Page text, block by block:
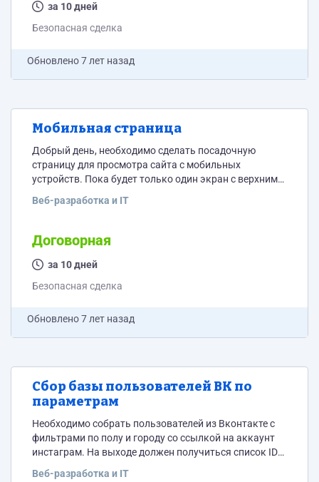
Вас: 1) Чистый код 2) Соблюдение сроков 3)...
за 10 дней
Безопасная сделка
Обновлено7 лет назад
Мобильная страница
Добрый день, необходимо сделать посадочную
страницу для просмотра сайта с мобильных
устройств. Пока будет только один экран с верхним
товаров, на этом этапе больше ничего не нужно.
соответствие макету (полная идентичность при
наложении) Тип CMS по Вашему усмотрению
Примерная схема в приложении.
Веб-разработка и IT
Договорная
за 10 дней
Безопасная сделка
Обновлено7 лет назад
Сбор базы пользователей ВК по
параметрам
Необходимо собрать пользователей из Вконтакте с
фильтрами по полу и городу со ссылкой на аккаунт
инстаграм. На выходе должен получиться список ID
Веб-разработка и IT